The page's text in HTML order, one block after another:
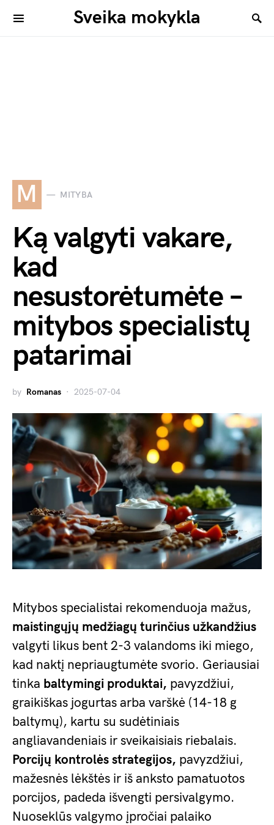
Sveika mokykla
M MITYBA
Ką valgyti vakare,
kad
nesustorėtumėte –
mitybos specialistų
patarimai
by Romanas 2025-07-04
Mitybos specialistai rekomenduoja mažus,
maistingųjų medžiagų turinčius užkandžius
valgyti likus bent 2-3 valandoms iki miego,
kad naktį nepriaugtumėte svorio. Geriausiai
tinka baltymingi produktai, pavyzdžiui,
graikiškas jogurtas arba varškė (14-18 g
baltymų), kartu su sudėtiniais
angliavandeniais ir sveikaisiais riebalais.
Porcijų kontrolės strategijos, pavyzdžiui,
mažesnės lėkštės ir iš anksto pamatuotos
porcijos, padeda išvengti persivalgymo.
Nuoseklūs valgymo įpročiai palaiko